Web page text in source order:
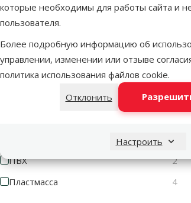
которые необходимы для работы сайта и
пользователя.
Более подробную информацию об
управлении, изменении или отзыве
политика использования файлов cookie.
Отклонить
Настроить
Оценка 80%
0
Оценка 40%
0
Оценка 20%
0
4
ПВХ
2
Пластмасса
4